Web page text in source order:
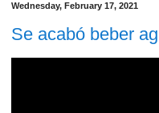
Wednesday, February 17, 2021
Se acabó beber